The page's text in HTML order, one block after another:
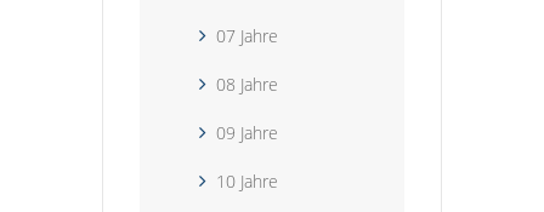
07 Jahre
08 Jahre
09 Jahre
10 Jahre